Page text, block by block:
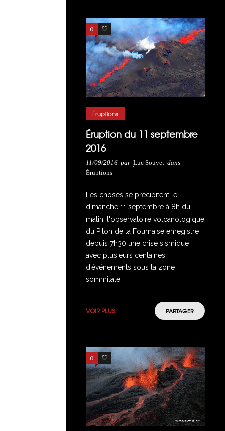
0 5
Éruptions
Éruption du 11 septembre
2016
11/09/2016 par Luc Souvet dans
Éruptions
Les choses se précipitent le
dimanche 11 septembre à 8h du
matin: l'observatoire volcanologique
du Piton de la Fournaise enregistre
depuis 7h30 une crise sismique
avec plusieurs centaines
d’événements sous la zone
sommitale …
VOIR PLUS PARTAGER
0 2